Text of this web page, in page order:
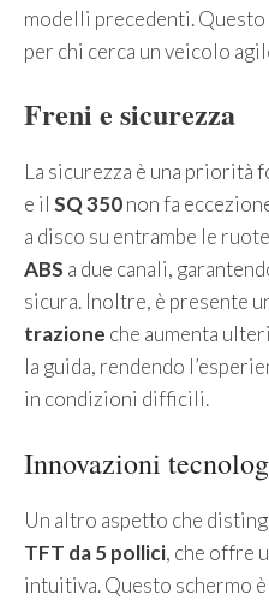
modelli precedenti. Questo
per chi cerca un veicolo
Freni e sicurezza
La sicurezza è una priorità
e il SQ 350non fa
a disco su entrambe le
ABS a due canali,
sicura. Inoltre, è presente
trazione che aumenta
la guida, rendendo
in condizioni difficili.
Innovazioni
Un altro aspetto che
TFT da 5 pollici, che offre
intuitiva. Questo schermo